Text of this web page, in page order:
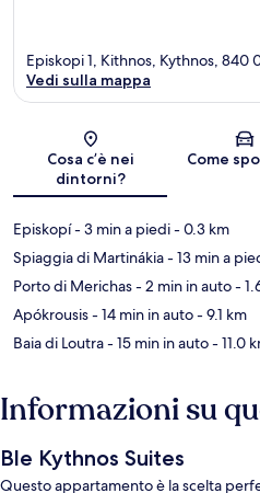
Episkopi 1, Kithnos, Kythnos, 840
Vedi sulla mappa
Cosa c’è nei
dintorni?
Come
Episkopí- 3 min a piedi- 0.3 km
Spiaggia di Martinákia- 13 min a
Porto di Merichas- 2 min in auto-
Apókrousis- 14 min in auto- 9.1 km
Baia di Loutra- 15 min in auto- 11.0
Informazioni su
Ble Kythnos Suites
Questo appartamento è la scelta